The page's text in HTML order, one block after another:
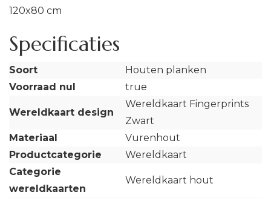
120x80 cm
Specificaties
Soort
Houten planken
Voorraad nul
true
Wereldkaart design
Wereldkaart Fingerprints
Zwart
Materiaal
Vurenhout
Productcategorie
Wereldkaart
Categorie
wereldkaarten
Wereldkaart hout